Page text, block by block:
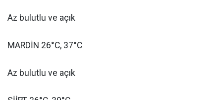
Az bulutlu ve açık
MARDİN 26°C, 37°C
Az bulutlu ve açık